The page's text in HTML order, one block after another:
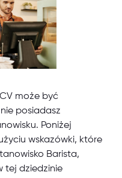
może być
posiadasz
Poniżej
wskazówki, które
Barista,
tej dziedzinie